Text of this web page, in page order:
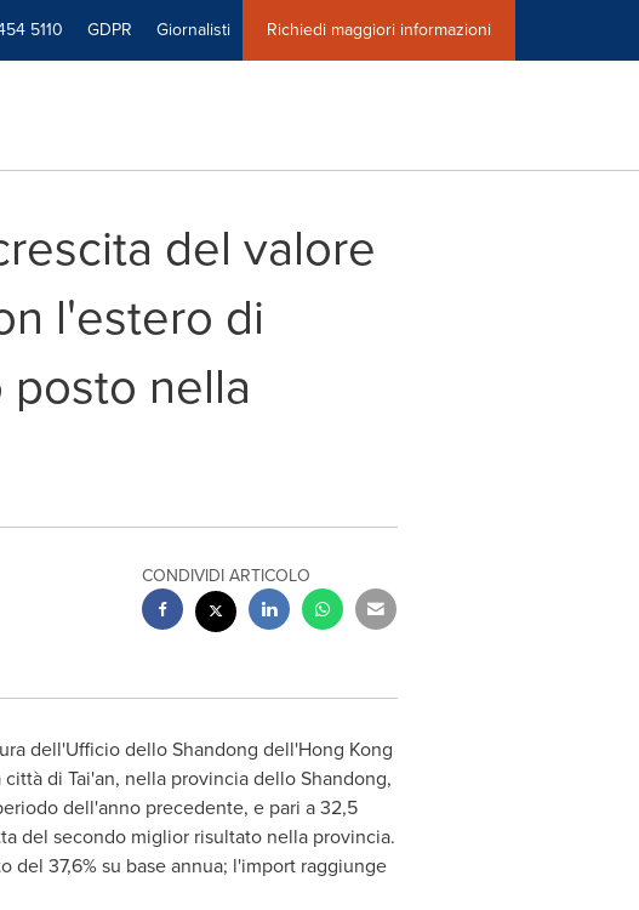
5110 GDPR Giornalisti Richiedi maggiori informazioni
del valore
l'estero di
posto nella
CONDIVIDI ARTICOLO
dell'Ufficio dello Shandong dell'Hong Kong
di Tai'an, nella provincia delloShandong,
dell'anno precedente, e pari a 32,5
del secondo miglior risultato nella provincia.
del 37,6% su base annua; l'import raggiunge